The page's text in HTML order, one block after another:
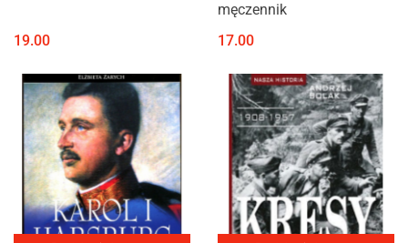
19.00
męczennik
17.00